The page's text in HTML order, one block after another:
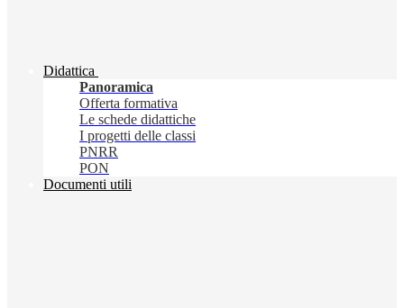
Didattica
Panoramica
Offerta formativa
Le schede didattiche
I progetti delle classi
PNRR
PON
Documenti utili